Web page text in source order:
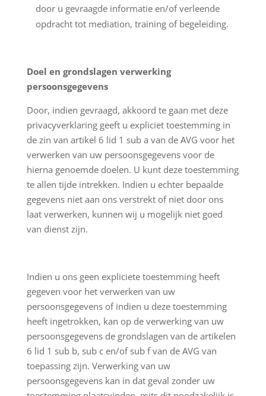
door u gevraagde informatie en/of verleende
opdracht tot mediation, training of begeleiding.
Doel en grondslagen verwerking
persoonsgegevens
Door, indien gevraagd, akkoord te gaan met deze
privacyverklaring geeft u expliciet toestemming in
de zin van artikel 6 lid 1 sub a van de AVG voor het
verwerken van uw persoonsgegevens voor de
hierna genoemde doelen. U kunt deze toestemming
te allen tijde intrekken. Indien u echter bepaalde
gegevens niet aan ons verstrekt of niet door ons
laat verwerken, kunnen wij u mogelijk niet goed
van dienst zijn.
Indien u ons geen expliciete toestemming heeft
gegeven voor het verwerken van uw
persoonsgegevens of indien u deze toestemming
heeft ingetrokken, kan op de verwerking van uw
persoonsgegevens de grondslagen van de artikelen
6 lid 1 sub b, sub c en/of sub f van de AVG van
toepassing zijn. Verwerking van uw
persoonsgegevens kan in dat geval zonder uw